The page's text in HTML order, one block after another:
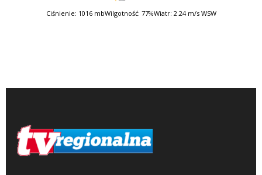
Ciśnienie: 1016 mbWilgotność: 77%Wiatr: 2.24 m/s WSW